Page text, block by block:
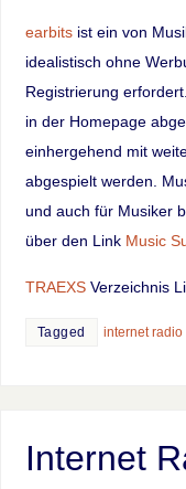
earbitsist ein von
idealistisch ohne
Registrierung
in der Homepage
einhergehend mit
abgespielt werden.
und auch für Musiker
über den Link Music
TRAEXSVerzeichnis
Tagged internet radio
Internet